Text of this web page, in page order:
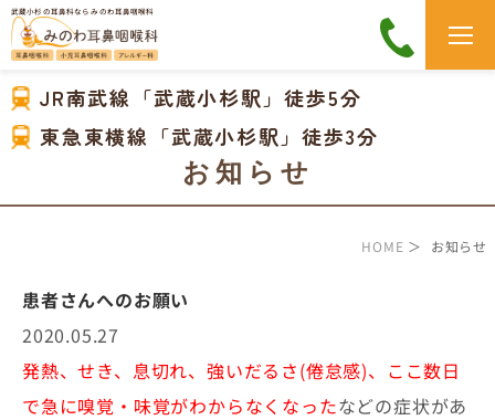
武蔵小杉の耳鼻科なら みのわ耳鼻咽喉科
JR南武線「武蔵小杉駅」徒歩5分
東急東横線「武蔵小杉駅」徒歩3分
お知らせ
HOME ＞ お知らせ
患者さんへのお願い
2020.05.27
発熱、せき、息切れ、強いだるさ(倦怠感)、ここ数日
で急に嗅覚・味覚がわからなくなったなどの症状があ